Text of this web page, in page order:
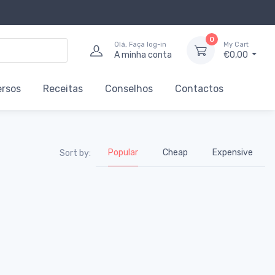
Olá, Faça log-in
A minha conta
0
My Cart
€0,00
Receitas Conselhos Contactos
Sort by: Popular Cheap Expensive